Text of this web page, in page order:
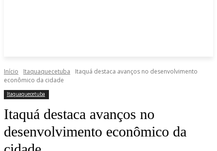
Início Itaquaquecetuba
Itaquá destaca avanços no desenvolvimento
econômico da cidade
Itaquaquecetuba
Itaquá destaca avanços no
desenvolvimento econômico da